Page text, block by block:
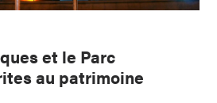
et le Parc
au patrimoine